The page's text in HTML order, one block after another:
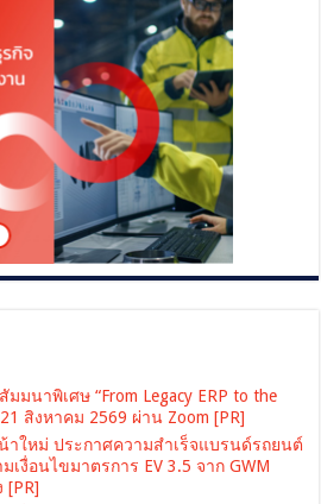
มนาพิเศษ “From Legacy ERP to the
สิงหาคม 2569 ผ่าน Zoom [PR]
าใหม่ ประกาศความสำเร็จแบรนด์รถยนต์
งื่อนไขมาตรการ EV 3.5 จาก GWM
[PR]